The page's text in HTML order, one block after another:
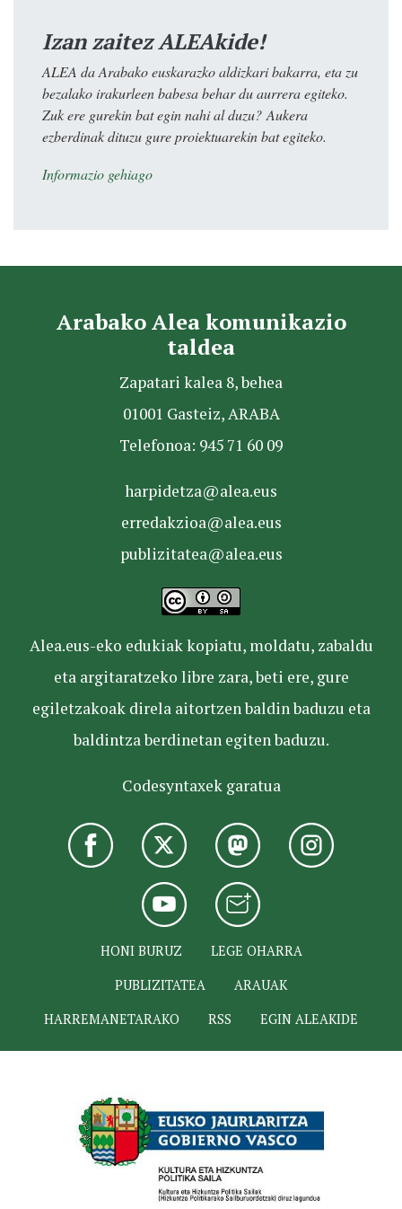
Izan zaitez ALEAkide!
ALEA da Arabako euskarazko aldizkari bakarra, eta zu
bezalako irakurleen babesa behar du aurrera egiteko.
Zuk ere gurekin bat egin nahi al duzu? Aukera
ezberdinak dituzu gure proiektuarekin bat egiteko.
Informazio gehiago
Arabako Alea komunikazio
taldea
Zapatari kalea 8, behea
01001 Gasteiz, ARABA
Telefonoa: 945 71 60 09
harpidetza@alea.eus
erredakzioa@alea.eus
publizitatea@alea.eus
Alea.eus-eko edukiak kopiatu, moldatu, zabaldu
eta argitaratzeko libre zara, beti ere, gure
egiletzakoak direla aitortzen baldin baduzu eta
baldintza berdinetan egiten baduzu.
Codesyntaxek garatua
HONI BURUZ
LEGE OHARRA
PUBLIZITATEA
ARAUAK
HARREMANETARAKO
RSS EGIN ALEAKIDE